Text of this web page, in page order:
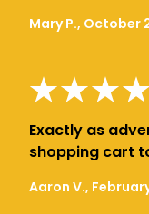
Mary P., October
Exactly as
shopping cart
Aaron V.,